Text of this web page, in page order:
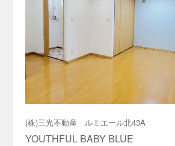
(株)三光不動産 ルミエール北43A
YOUTHFUL BABY BLUE